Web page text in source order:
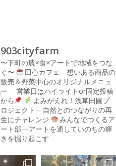
903cityfarm
〜下町の農×食×アートで地域をつな
ぐ〜
田心カフェ—想いある商品の
販売＆野菜中心のオリジナルメニュ
ー 営業日はハイライトor固定投稿
から
よみがえれ！浅草田圃プ
ロジェクト—自然とのつながりの再
生にチャレンジ
みんなでつくるア
ート部—アートを通していのちの輝
きを掘り起こす